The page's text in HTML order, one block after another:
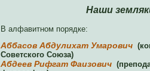
Наши
В алфавитном порядке:
Аббасов Абдулихат Умарович
Советского Союза)
Абдеев Рифгат Фаизович